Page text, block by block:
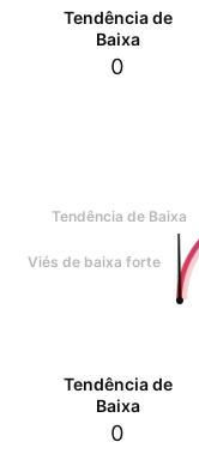
Tendência de Baixa
Viés de baixa forte
Tendência de
Baixa
0
Tendência de
Baixa
0